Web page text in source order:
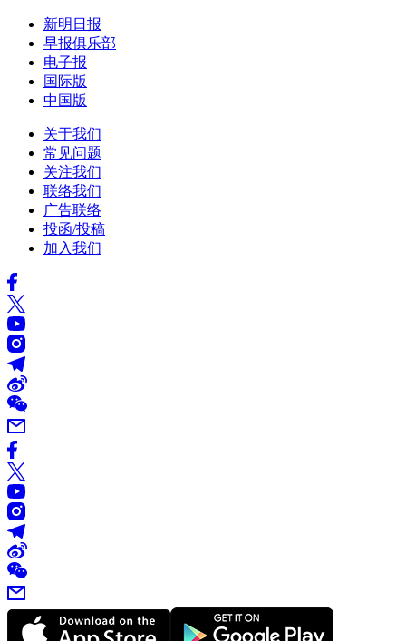
新明日报
早报俱乐部
电子报
国际版
中国版
关于我们
常见问题
关注我们
联络我们
广告联络
投函/投稿
加入我们